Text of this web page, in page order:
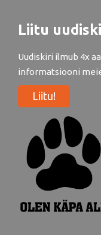
Liitu
Uudiskiri ilmub 4x
informatsiooni
Liitu!